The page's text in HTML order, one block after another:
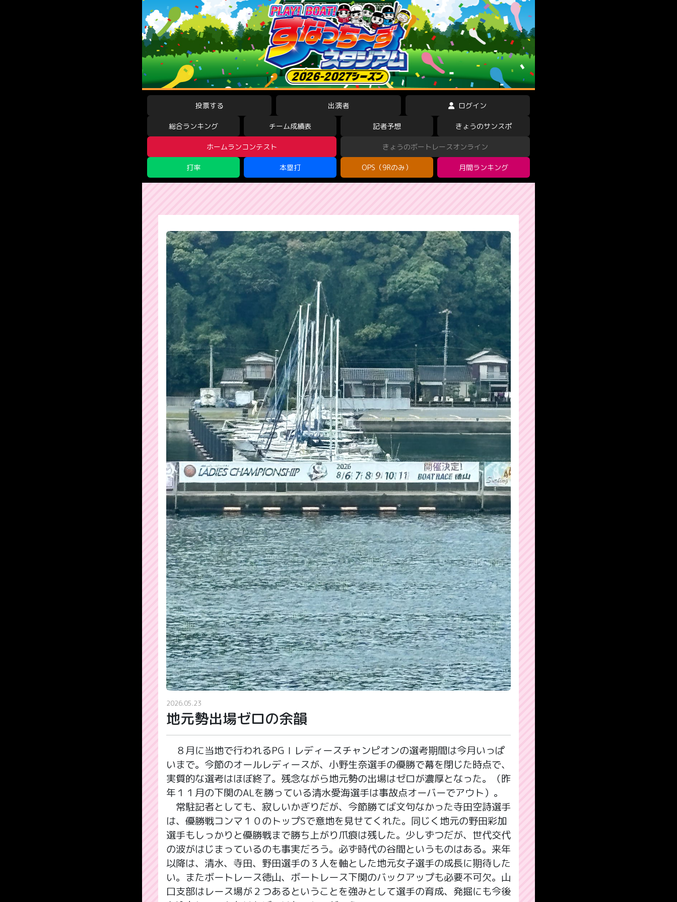
投票する 出演者 ログイン
総合ランキング チーム成績表 記者予想 きょうのサンスポ
ホームランコンテスト きょうのボートレースオンライン
打率 本塁打 OPS（9Rのみ） 月間ランキング
2026.05.23
地元勢出場ゼロの余韻
８月に当地で行われるPGⅠレディースチャンピオンの選考期間は今月いっぱ
いまで。今節のオールレディースが、小野生奈選手の優勝で幕を閉じた時点で、
実質的な選考はほぼ終了。残念ながら地元勢の出場はゼロが濃厚となった。（昨
年１１月の下関のALを勝っている清水愛海選手は事故点オーバーでアウト）。
常駐記者としても、寂しいかぎりだが、今節勝てば文句なかった寺田空詩選手
は、優勝戦コンマ１０のトップSで意地を見せてくれた。同じく地元の野田彩加
選手もしっかりと優勝戦まで勝ち上がり爪痕は残した。少しずつだが、世代交代
の波がはじまっているのも事実だろう。必ず時代の谷間というものはある。来年
以降は、清水、寺田、野田選手の３人を軸とした地元女子選手の成長に期待した
い。またボートレース徳山、ボートレース下関のバックアップも必要不可欠。山
口支部はレース場が２つあるということを強みとして選手の育成、発掘にも今後